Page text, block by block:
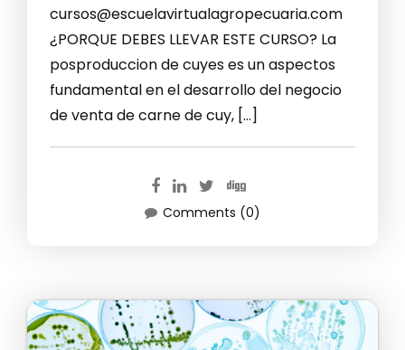
cursos@escuelavirtualagropecuaria.com
¿PORQUE DEBES LLEVAR ESTE CURSO? La
posproduccion de cuyes es un aspectos
fundamental en el desarrollo del negocio
de venta de carne de cuy, […]
Comments (0)